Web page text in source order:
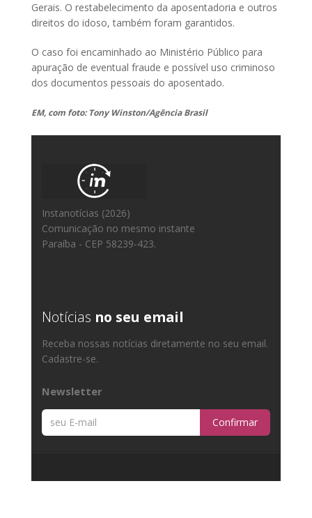
Gerais. O restabelecimento da aposentadoria e outros
direitos do idoso, também foram garantidos.
O caso foi encaminhado ao Ministério Público para
apuração de eventual fraude e possível uso criminoso
dos documentos pessoais do aposentado.
EM, com foto: Tony Winston/Agência Brasil
Instanotícias (2026)
Comunicação no mesmo instante
Paraíba - CEP 58239-423.
Notícias no seu email
Receba nossas notícias diretamente no seu email.
Cadastre-se.
Newsletter
Confirmar